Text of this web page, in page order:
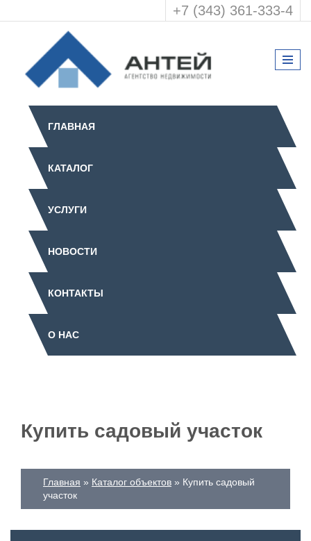
+7 (343) 361-333-4
ГЛАВНАЯ
КАТАЛОГ
УСЛУГИ
НОВОСТИ
КОНТАКТЫ
О НАС
Купить садовый участок
Главная Каталог объектов
Купить садовый
участок